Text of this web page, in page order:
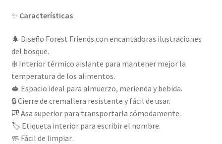
✨ Características
🌲 Diseño Forest Friends con encantadoras ilustraciones
del bosque.
❄️ Interior térmico aislante para mantener mejor la
temperatura de los alimentos.
🥪 Espacio ideal para almuerzo, merienda y bebida.
🔒 Cierre de cremallera resistente y fácil de usar.
🎒 Asa superior para transportarla cómodamente.
🏷️ Etiqueta interior para escribir el nombre.
🧼 Fácil de limpiar.